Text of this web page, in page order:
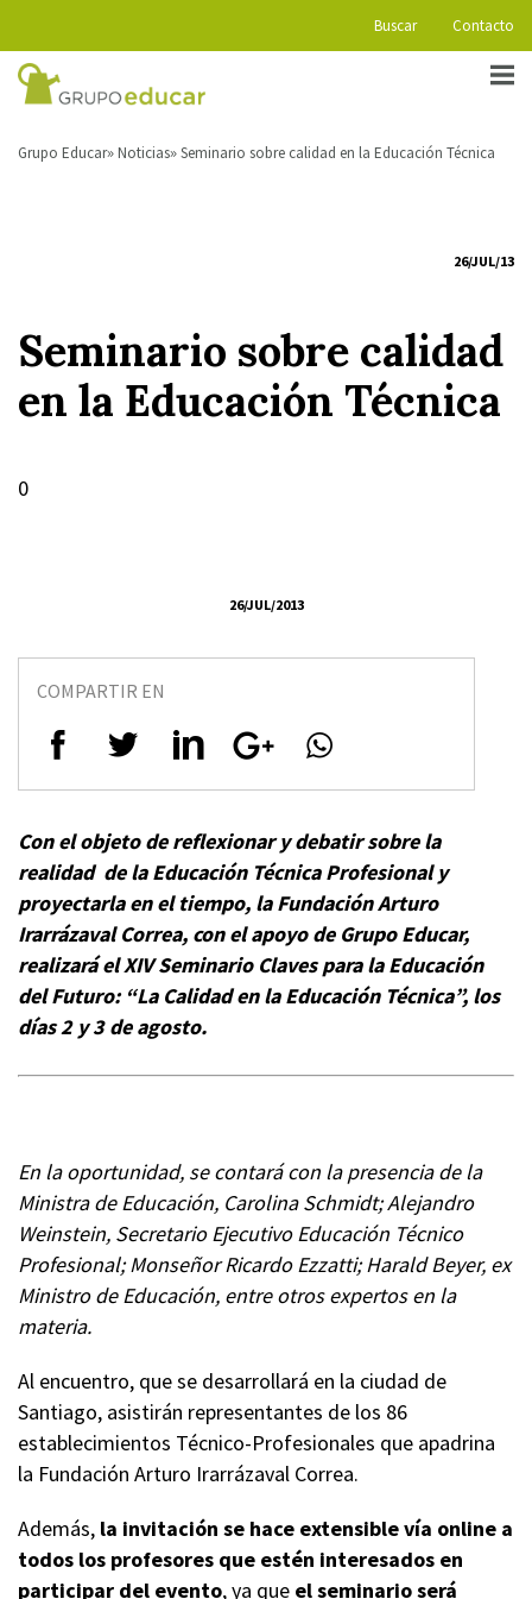
Buscar Contacto
Grupo Educar Noticias Seminario sobre calidad en la Educación Técnica
26/JUL/13
Seminario sobre calidad
en la Educación Técnica
0
26/JUL/2013
COMPARTIR EN
Con el objeto de reflexionar y debatir sobre la
realidad de la Educación Técnica Profesional y
proyectarla en el tiempo, la Fundación Arturo
Irarrázaval Correa, con el apoyo de Grupo Educar,
realizará el XIV Seminario Claves para la Educación
del Futuro: “La Calidad en la Educación Técnica”, los
días 2 y 3 de agosto.
En la oportunidad, se contará con la presencia de la
Ministra de Educación, Carolina Schmidt; Alejandro
Weinstein, Secretario Ejecutivo Educación Técnico
Profesional; Monseñor Ricardo Ezzatti; Harald Beyer, ex
Ministro de Educación, entre otros expertos en la
materia.
Al encuentro, que se desarrollará en la ciudad de
Santiago, asistirán representantes de los 86
establecimientos Técnico-Profesionales que apadrina
la Fundación Arturo Irarrázaval Correa.
Además, la invitación se hace extensible vía online a
todos los profesores que estén interesados en
participar del evento, ya que el seminario será